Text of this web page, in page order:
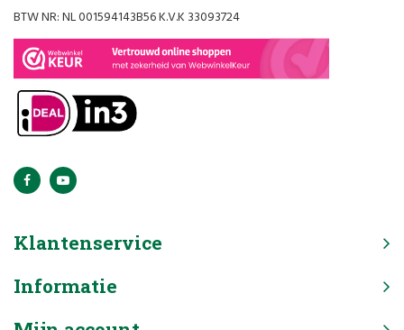
BTW NR: NL 001594143B56 K.V.K 33093724
Klantenservice
Informatie